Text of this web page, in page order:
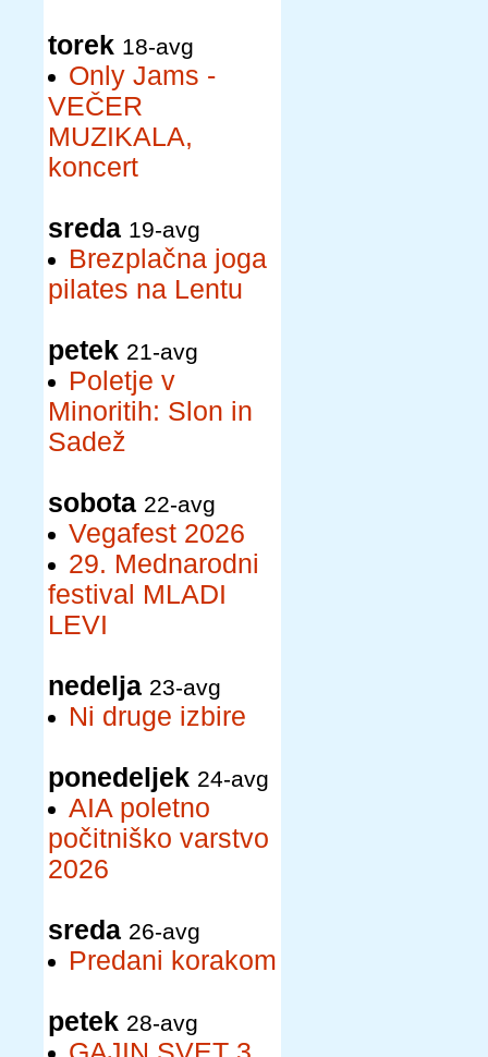
torek 18-avg
Only Jams -
VEČER
MUZIKALA,
koncert
sreda 19-avg
Brezplačna joga
pilates na Lentu
petek 21-avg
Poletje v
Minoritih: Slon in
Sadež
sobota 22-avg
Vegafest 2026
29. Mednarodni
festival MLADI
LEVI
nedelja 23-avg
Ni druge izbire
ponedeljek 24-avg
AIA poletno
počitniško varstvo
2026
sreda 26-avg
Predani korakom
petek 28-avg